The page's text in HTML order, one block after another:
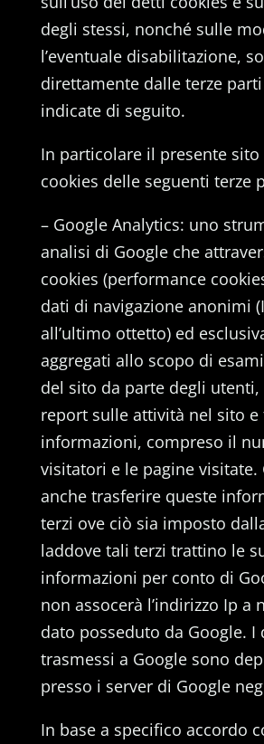
degli stessi, nonché sulle
l’eventuale disabilitazione,
direttamente dalle terze
indicate di seguito.
In particolare il presente sito
cookies delle seguenti terze
– Google Analytics: uno
analisi di Google che
cookies (performance
dati di navigazione anonimi
all’ultimo ottetto) ed
aggregati allo scopo di
del sito da parte degli
report sulle attività nel sito
informazioni, compreso il
visitatori e le pagine visitate.
anche trasferire queste
terzi ove ciò sia imposto
laddove tali terzi trattino le
informazioni per conto di
non assocerà l’indirizzo Ip a
dato posseduto da Google. I
trasmessi a Google sono
presso i server di Google
In base a specifico accordo